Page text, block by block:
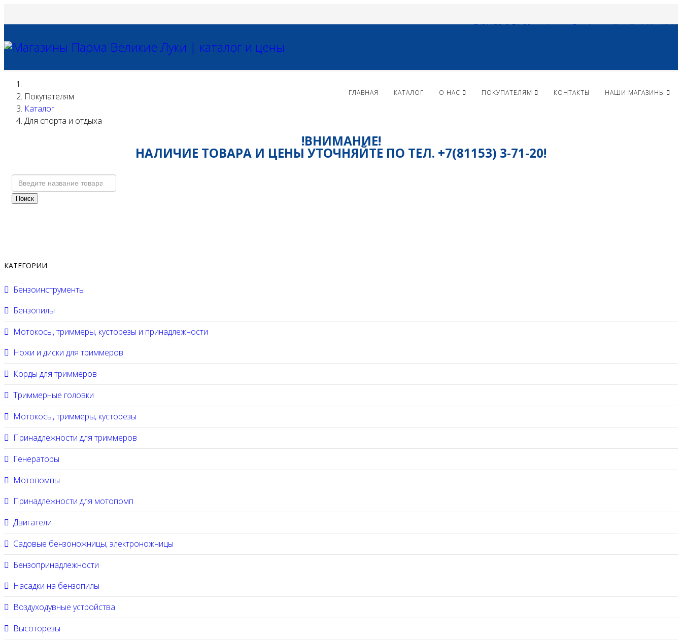
+ 7 (81153) 3-71-20 vlparma@mail.ru Пн - Пт 9:00 - 17:00
ГЛАВНАЯ КАТАЛОГ О НАС ПОКУПАТЕЛЯМ КОНТАКТЫ НАШИ МАГАЗИНЫ
Покупателям
Каталог
Для спорта и отдыха
!ВНИМАНИЕ!
НАЛИЧИЕ ТОВАРА И ЦЕНЫ УТОЧНЯЙТЕ ПО ТЕЛ. +7(81153) 3-71-20!
Поиск
КАТЕГОРИИ
Бензоинструменты
Бензопилы
Мотокосы, триммеры, кусторезы и принадлежности
Ножи и диски для триммеров
Корды для триммеров
Триммерные головки
Мотокосы, триммеры, кусторезы
Принадлежности для триммеров
Генераторы
Мотопомпы
Принадлежности для мотопомп
Двигатели
Садовые бензоножницы, электроножницы
Бензопринадлежности
Насадки на бензопилы
Воздуходувные устройства
Высоторезы